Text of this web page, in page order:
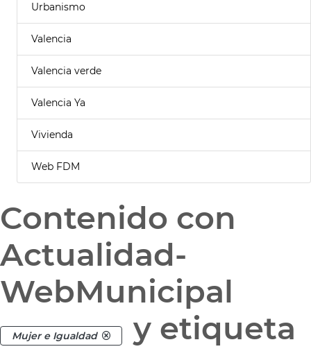
Urbanismo
Valencia
Valencia verde
Valencia Ya
Vivienda
Web FDM
Contenido con
Actualidad-
WebMunicipal
Mujer e Igualdad y etiqueta